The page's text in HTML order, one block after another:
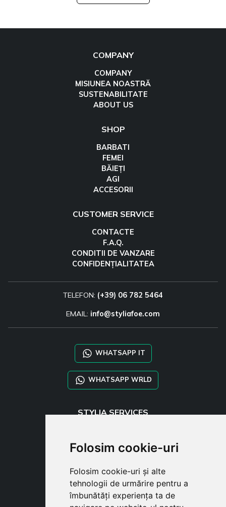
Folosim cookie-uri
Folosim cookie-uri și alte
tehnologii de urmărire pentru a
îmbunătăți experiența ta de
COMPANY
COMPANY
MISIUNEA NOASTRĂ
SUSTENABILITATE
ABOUT US
SHOP
BARBATI
FEMEI
BĂIEȚI
AGI
ACCESORII
CUSTOMER SERVICE
CONTACTE
F.A.Q.
CONDITII DE VANZARE
CONFIDENȚIALITATEA
TELEFON: (+39) 06 782 5464
EMAIL: info@styliafoe.com
WHATSAPP IT
WHATSAPP WRLD
STYLIA SERVICES
TAYLOR MADE ORDERS
DROPSHIPPING
USER
SUBSCRIBE
AUTENTIFICARE